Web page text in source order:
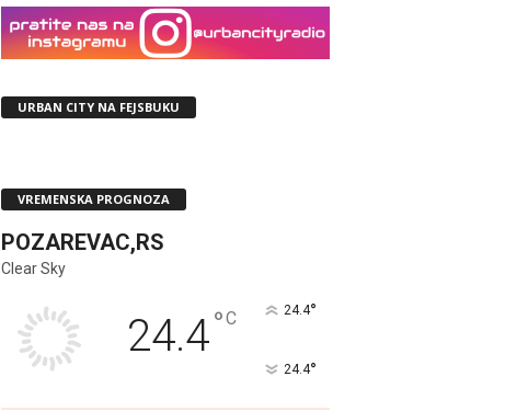
URBAN CITY NA FEJSBUKU
VREMENSKA PROGNOZA
POZAREVAC,RS
Clear Sky
24.4°C 24.4°
24.4°